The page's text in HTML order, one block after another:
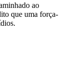
ao
que uma força-